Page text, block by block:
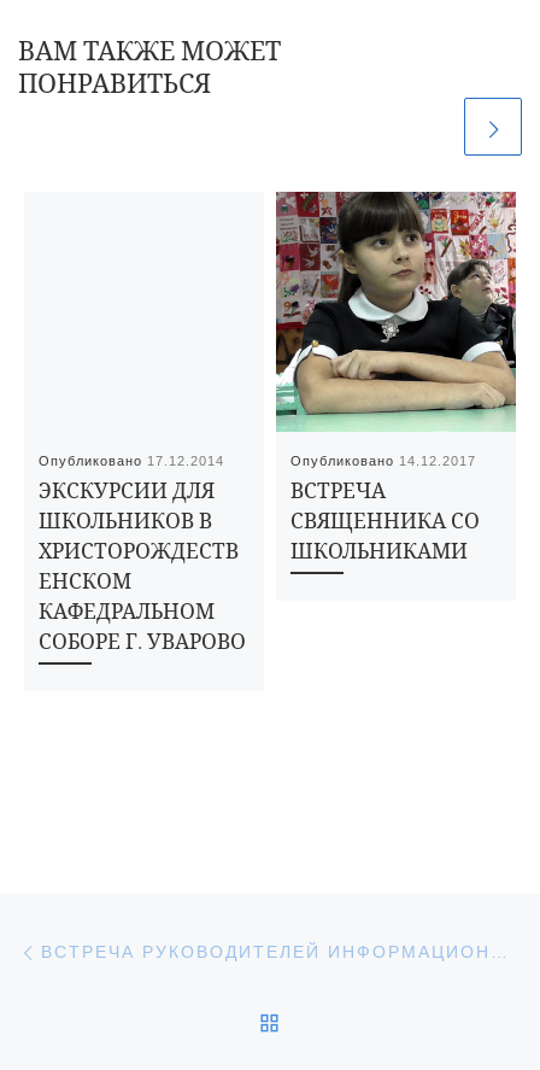
ВАМ ТАКЖЕ МОЖЕТ
ПОНРАВИТЬСЯ
Опубликовано 17.12.2014
ЭКСКУРСИИ ДЛЯ
ШКОЛЬНИКОВ В
ХРИСТОРОЖДЕСТВ
ЕНСКОМ
КАФЕДРАЛЬНОМ
СОБОРЕ Г. УВАРОВО
Опубликовано 14.12.2017
ВСТРЕЧА
СВЯЩЕННИКА СО
ШКОЛЬНИКАМИ
Навигация по записям